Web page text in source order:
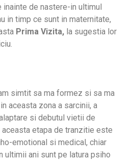
de nastere-in ultimul
in timp ce sunt in maternitate,
Prima Vizita,la sugestia lor
simtit sa ma formez si sa ma
aceasta zona a sarcinii, a
si debutul vietii de
etapa de tranzitie este
emotional si medical, chiar
ultimii ani sunt pe latura psiho